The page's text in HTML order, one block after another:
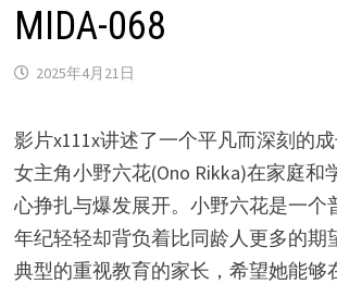
MIDA-068
2025年4月21日
影片x111x讲述了一个平凡而深刻的
女主角小野六花(Ono Rikka)在家庭和
心挣扎与爆发展开。小野六花是一个
年纪轻轻却背负着比同龄人更多的期
典型的重视教育的家长，希望她能够